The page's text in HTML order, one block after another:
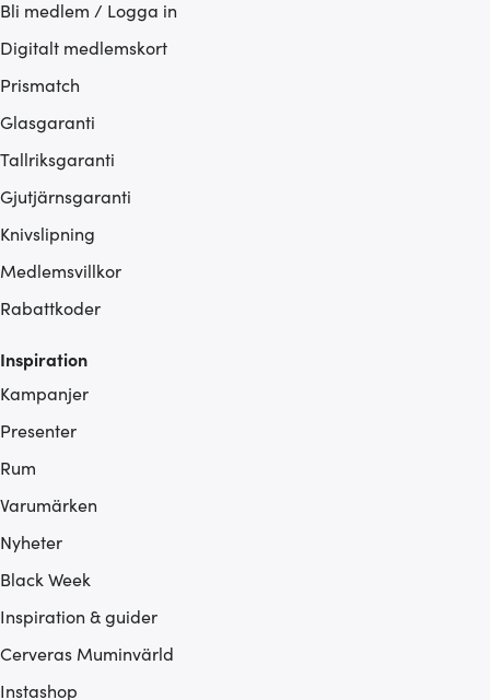
Bli medlem / Logga in
Digitalt medlemskort
Prismatch
Glasgaranti
Tallriksgaranti
Gjutjärnsgaranti
Knivslipning
Medlemsvillkor
Rabattkoder
Inspiration
Kampanjer
Presenter
Rum
Varumärken
Nyheter
Black Week
Inspiration & guider
Cerveras Muminvärld
Instashop